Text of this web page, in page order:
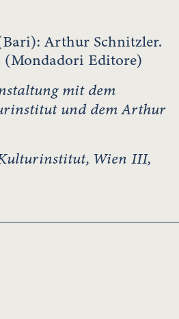
Arthur Schnitzler.
Editore)
mit dem
und dem Arthur
Wien III,